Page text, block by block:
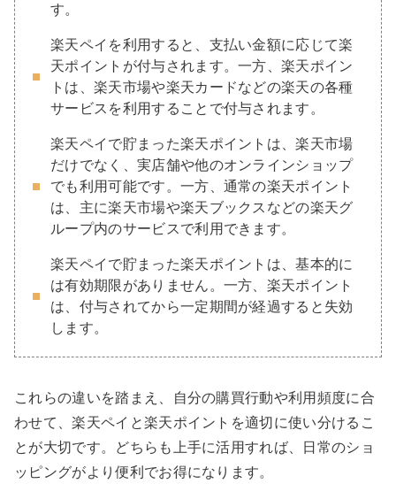
す。
楽天ペイを利用すると、支払い金額に応じて楽
天ポイントが付与されます。一方、楽天ポイン
トは、楽天市場や楽天カードなどの楽天の各種
サービスを利用することで付与されます。
楽天ペイで貯まった楽天ポイントは、楽天市場
だけでなく、実店舗や他のオンラインショップ
でも利用可能です。一方、通常の楽天ポイント
は、主に楽天市場や楽天ブックスなどの楽天グ
ループ内のサービスで利用できます。
楽天ペイで貯まった楽天ポイントは、基本的に
は有効期限がありません。一方、楽天ポイント
は、付与されてから一定期間が経過すると失効
します。
これらの違いを踏まえ、自分の購買行動や利用頻度に合
わせて、楽天ペイと楽天ポイントを適切に使い分けるこ
とが大切です。どちらも上手に活用すれば、日常のショ
ッピングがより便利でお得になります。